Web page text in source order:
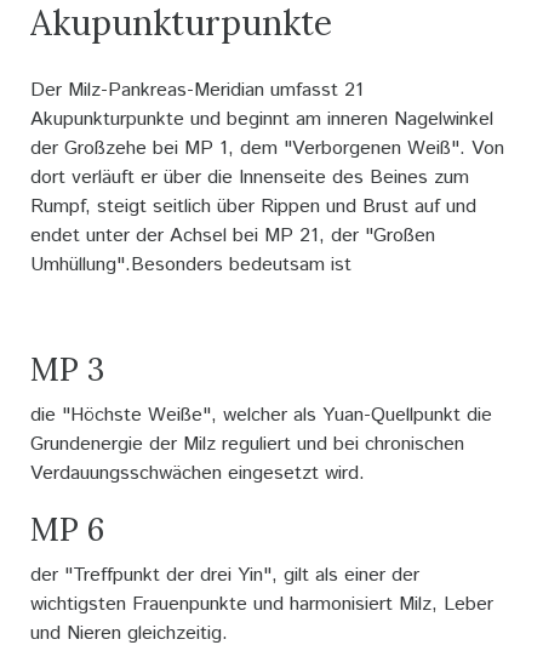
Akupunkturpunkte
Der Milz-Pankreas-Meridian umfasst 21
Akupunkturpunkte und beginnt am inneren Nagelwinkel
der Großzehe bei MP 1, dem "Verborgenen Weiß". Von
dort verläuft er über die Innenseite des Beines zum
Rumpf, steigt seitlich über Rippen und Brust auf und
endet unter der Achsel bei MP 21, der "Großen
Umhüllung".Besonders bedeutsam ist
MP 3
die "Höchste Weiße", welcher als Yuan-Quellpunkt die
Grundenergie der Milz reguliert und bei chronischen
Verdauungsschwächen eingesetzt wird.
MP 6
der "Treffpunkt der drei Yin", gilt als einer der
wichtigsten Frauenpunkte und harmonisiert Milz, Leber
und Nieren gleichzeitig.